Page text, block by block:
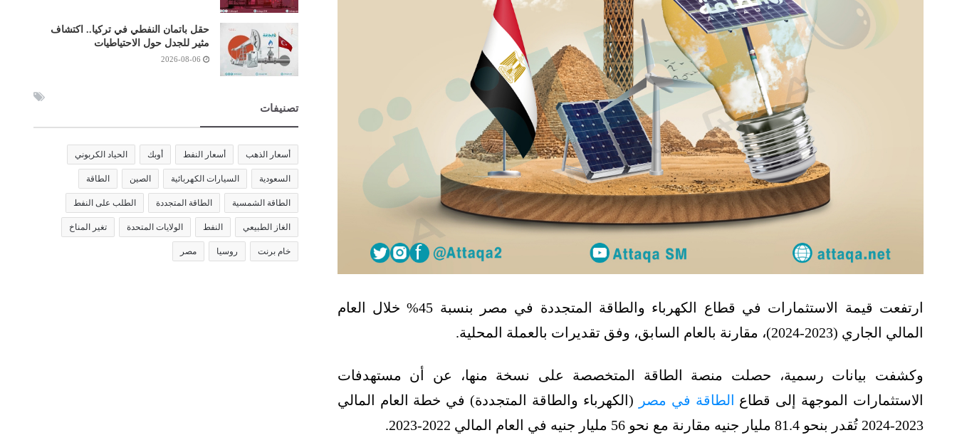
ارتفعت قيمة الاستثمارات في قطاع الكهرباء والطاقة المتجددة في مصر بنسبة 45% خلال العام
المالي الجاري (2023-2024)، مقارنة بالعام السابق، وفق تقديرات بالعملة المحلية.
وكشفت بيانات رسمية، حصلت منصة الطاقة المتخصصة على نسخة منها، عن أن مستهدفات
الاستثمارات الموجهة إلى قطاع الطاقة في مصر
(الكهرباء والطاقة المتجددة) في خطة العام المالي
2023-2024 تُقدر بنحو 81.4 مليار جنيه مقارنة مع نحو 56 مليار جنيه في العام المالي 2022-2023.
حقل باتمان النفطي في تركيا.. اكتشاف
مثير للجدل حول الاحتياطيات
2026-08-06
تصنيفات
أسعار الذهب أسعار النفط أوبك الحياد الكربوني
السعودية السيارات الكهربائية الصين الطاقة
الطاقة الشمسية الطاقة المتجددة الطلب على النفط
الغاز الطبيعي النفط الولايات المتحدة تغير المناخ
خام برنت روسيا مصر